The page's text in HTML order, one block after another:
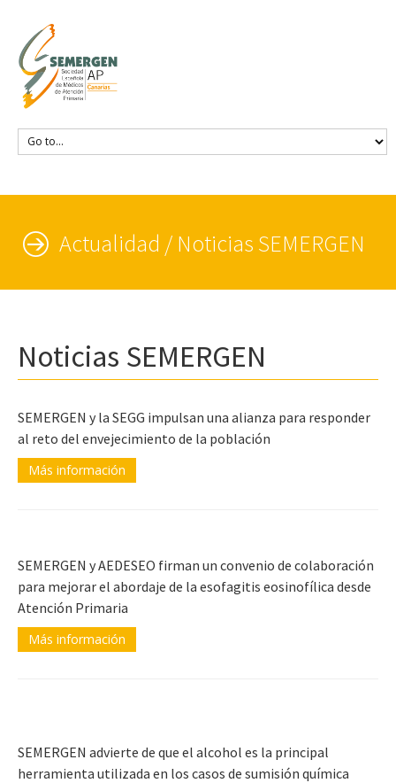
Actualidad / Noticias SEMERGEN
Noticias SEMERGEN
SEMERGEN y la SEGG impulsan una alianza para responder
al reto del envejecimiento de la población
Más información
SEMERGEN y AEDESEO firman un convenio de colaboración
para mejorar el abordaje de la esofagitis eosinofílica desde
Atención Primaria
Más información
SEMERGEN advierte de que el alcohol es la principal
herramienta utilizada en los casos de sumisión química